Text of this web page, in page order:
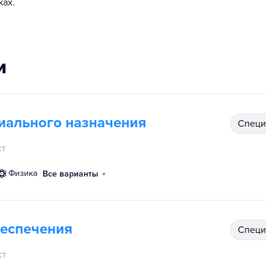
назначения
физика Все варианты